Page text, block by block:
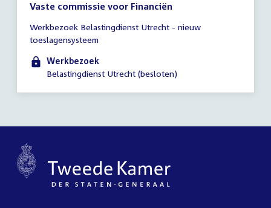
Vaste commissie voor Financiën
vergadering
11:00
14:00
Werkbezoek Belastingdienst Utrecht - nieuw
toeslagensysteem
Werkbezoek
Belastingdienst Utrecht (besloten)